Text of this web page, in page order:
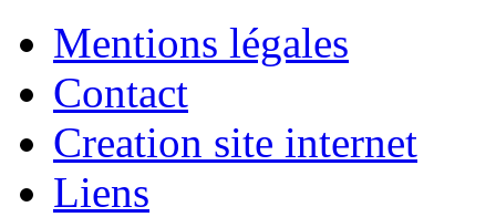
Mentions légales
Contact
Creation site internet
Liens